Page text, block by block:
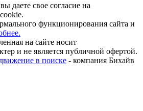
даете свое согласие на
функционирования сайта и
на сайте носит
и не является публичной офертой.
в поиске - компания Бихайв